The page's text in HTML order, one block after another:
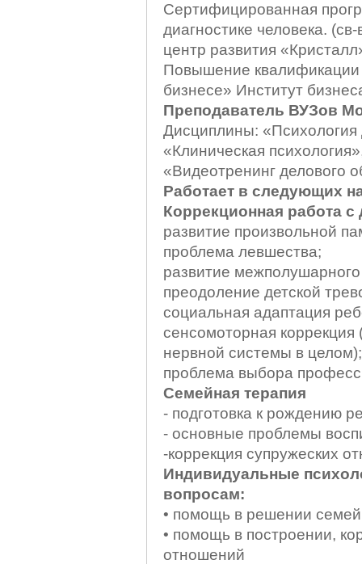
Сертифицированная
диагностике человека.
центр развития
Повышение квалификации
бизнесе» Институт
Преподаватель ВУЗов
Дисциплины:
«Клиническая
«Видеотренинг делового
Работает в следующих
Коррекционная работа с
развитие произвольной
проблема левшества;
развитие
преодоление детской
социальная адаптация
сенсомоторная
нервной системы в целом);
проблема выбора
Семейная терапия
- подготовка к рождению
- основные проблемы
-коррекция супружеских
Индивидуальные
вопросам:
• помощь в решении
• помощь в построении,
отношений